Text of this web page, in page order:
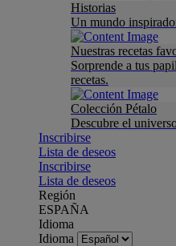
Historias
Un mundo
Nuestras recetas
Sorprende a tus
recetas.
Colección Pétalo
Descubre el
Inscribirse
Lista de deseos
Inscribirse
Lista de deseos
Región
ESPAÑA
Idioma
Idioma